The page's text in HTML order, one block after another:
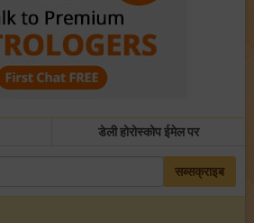
डेली होरोस्कोप ईमेल पर
सब्सक्राइब